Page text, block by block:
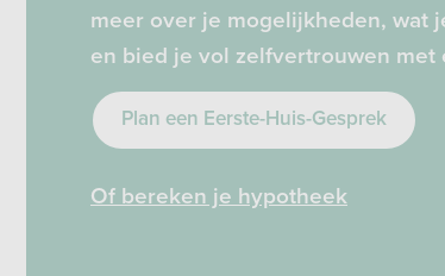
meer over je mogelijkheden, wat
en bied je vol zelfvertrouwen met
Plan een Eerste-Huis-Gesprek
Of bereken je hypotheek